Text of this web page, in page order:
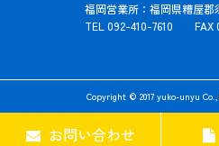
福岡営業所：福岡県糟屋郡
TEL 092-410-7610 FAX
Copyright © 2017 yuko-unyu
お問い合わせ